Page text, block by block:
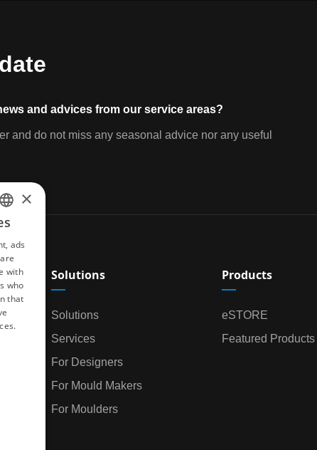
and advices from our service areas?
and do not miss any seasonal advice nor any useful
Solutions
Solutions
Services
For Designers
For Mould Makers
For Moulders
Products
eSTORE
Featured Products
×
ads
with
who
that